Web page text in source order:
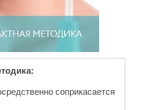
соприкасается